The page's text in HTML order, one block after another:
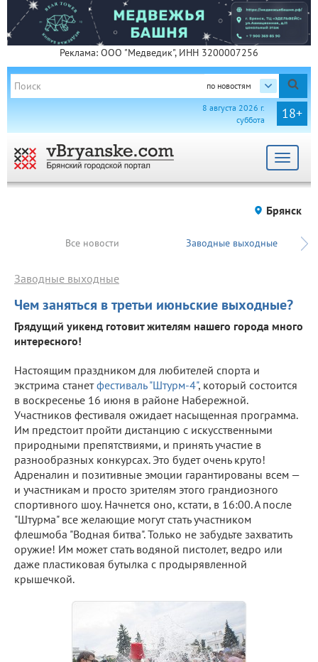
Реклама: ООО "Медведик", ИНН 3200007256
по новостям
18+
8 августа 2026 г.
суббота
Toggle
Брянск
Все новости Заводные выходные
Чем заняться в третьи июньские выходные?
Заводные выходные
Грядущий уикенд готовит жителям нашего города много
интересного!
Настоящим праздником для любителей спорта и
экстрима станетфестиваль "Штурм-4", который состоится
в воскресенье 16 июня в районе Набережной.
Участников фестиваля ожидает насыщенная программа.
Им предстоит пройти дистанцию с искусственными
природными препятствиями, и принять участие в
разнообразных конкурсах. Это будет очень круто!
Адреналин и позитивные эмоции гарантированы всем —
и участникам и просто зрителям этого грандиозного
спортивного шоу. Начнется оно, кстати, в 16:00. А после
"Штурма" все желающие могут стать участником
флешмоба "Водная битва". Только не забудьте захватить
оружие! Им может стать водяной пистолет, ведро или
даже пластиковая бутылка с продырявленной
крышечкой.